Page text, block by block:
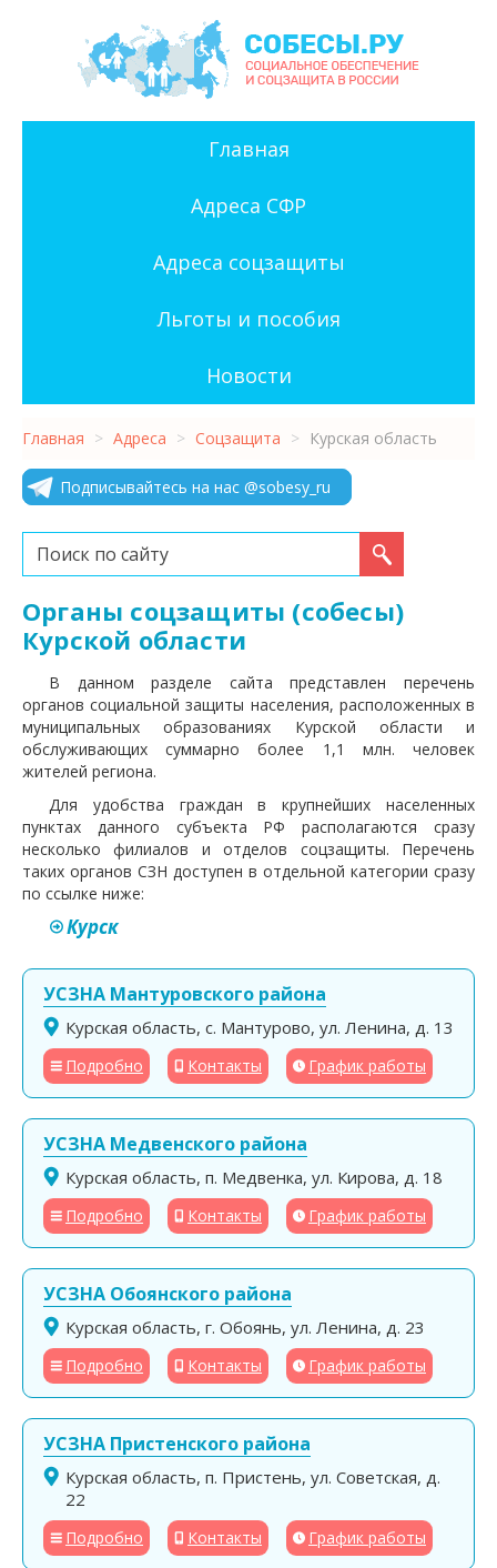
Главная
Адреса СФР
Адреса соцзащиты
Льготы и пособия
Новости
Главная > Адреса > Соцзащита > Курская область
Подписывайтесь на нас @sobesy_ru
Искать...
Органы соцзащиты (собесы)
Курской области
В данном разделе сайта представлен перечень
органов социальной защиты населения, расположенных в
муниципальных образованиях Курской области и
обслуживающих суммарно более 1,1 млн. человек
жителей региона.
Для удобства граждан в крупнейших населенных
пунктах данного субъекта РФ располагаются сразу
несколько филиалов и отделов соцзащиты. Перечень
таких органов СЗН доступен в отдельной категории сразу
по ссылке ниже:
Курск
УСЗНА Мантуровского района
Курская область, с. Мантурово, ул. Ленина, д. 13
Подробно Контакты График работы
УСЗНА Медвенского района
Курская область, п. Медвенка, ул. Кирова, д. 18
Подробно Контакты График работы
УСЗНА Обоянского района
Курская область, г. Обоянь, ул. Ленина, д. 23
Подробно Контакты График работы
УСЗНА Пристенского района
Курская область, п. Пристень, ул. Советская, д.
22
Подробно Контакты График работы